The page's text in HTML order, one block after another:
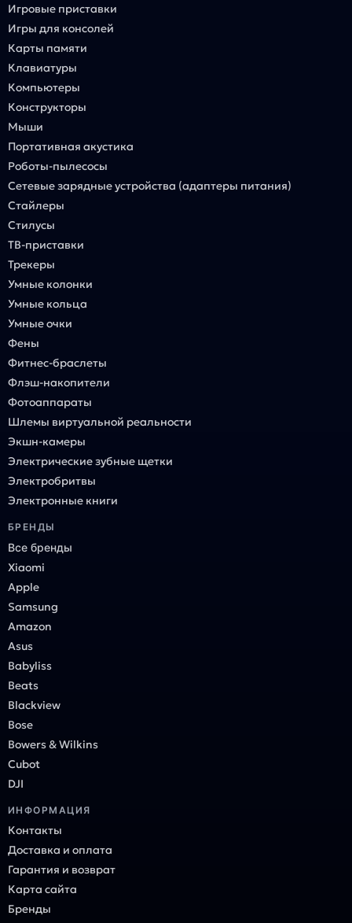
Игровые приставки
Игры для консолей
Карты памяти
Клавиатуры
Компьютеры
Конструкторы
Мыши
Портативная акустика
Роботы-пылесосы
Сетевые зарядные устройства (адаптеры питания)
Стайлеры
Стилусы
ТВ-приставки
Трекеры
Умные колонки
Умные кольца
Умные очки
Фены
Фитнес-браслеты
Флэш-накопители
Фотоаппараты
Шлемы виртуальной реальности
Экшн-камеры
Электрические зубные щетки
Электробритвы
Электронные книги
БРЕНДЫ
Все бренды
Xiaomi
Apple
Samsung
Amazon
Asus
Babyliss
Beats
Blackview
Bose
Bowers & Wilkins
Cubot
DJI
ИНФОРМАЦИЯ
Контакты
Доставка и оплата
Гарантия и возврат
Карта сайта
Бренды